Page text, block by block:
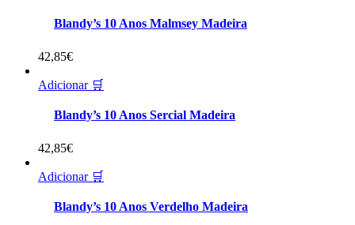
Blandy’s 10 Anos Malmsey Madeira
42,85€
Adicionar 🛒
Blandy’s 10 Anos Sercial Madeira
42,85€
Adicionar 🛒
Blandy’s 10 Anos Verdelho Madeira